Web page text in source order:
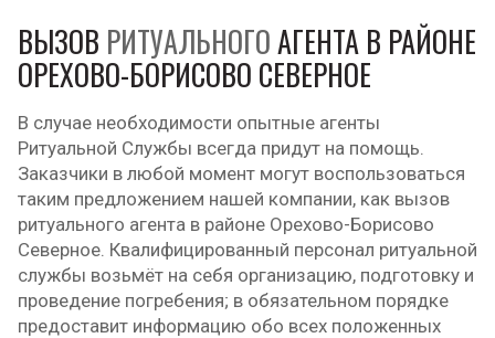
ВЫЗОВ РИТУАЛЬНОГОАГЕНТА В РАЙОНЕ
ОРЕХОВО-БОРИСОВО СЕВЕРНОЕ
В случае необходимости опытные агенты
Ритуальной Службы всегда придут на помощь.
Заказчики в любой момент могут воспользоваться
таким предложением нашей компании, как вызов
ритуального агента в районе Орехово-Борисово
Северное. Квалифицированный персонал ритуальной
службы возьмёт на себя организацию, подготовку и
проведение погребения; в обязательном порядке
предоставит информацию обо всех положенных